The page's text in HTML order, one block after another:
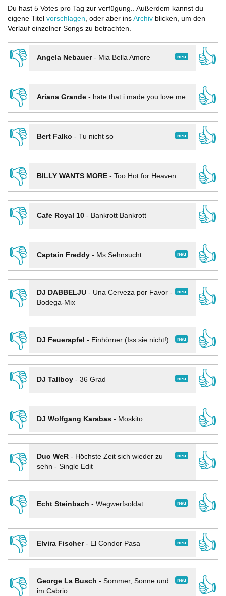
Du hast 5 Votes pro Tag zur verfügung.. Außerdem kannst du
eigene Titel vorschlagen, oder aber ins Archiv blicken, um den
Verlauf einzelner Songs zu betrachten.
👎 neu
Angela Nebauer- Mia Bella Amore
👍
👎
Ariana Grande- hate that i made you love me
👍
👎
neu
Bert Falko - Tu nicht so
👍
👎
BILLY WANTS MORE- Too Hot for Heaven
👍
👎
Cafe Royal 10- Bankrott Bankrott
👍
👎
neu
Captain Freddy- Ms Sehnsucht
👍
👎
neu
DJ DABBELJU- Una Cerveza por Favor -
Bodega-Mix
👍
👎
neu
DJ Feuerapfel - Einhörner (Iss sie nicht!)
👍
👎
neu
DJ Tallboy- 36 Grad
👍
👎
DJ Wolfgang Karabas- Moskito
👍
👎
neu
Duo WeR- Höchste Zeit sich wieder zu
sehn - Single Edit
👍
👎
neu
Echt Steinbach - Wegwerfsoldat
👍
👎
neu
Elvira Fischer- El Condor Pasa
👍
👎
neu
George La Busch - Sommer, Sonne und
im Cabrio
👍